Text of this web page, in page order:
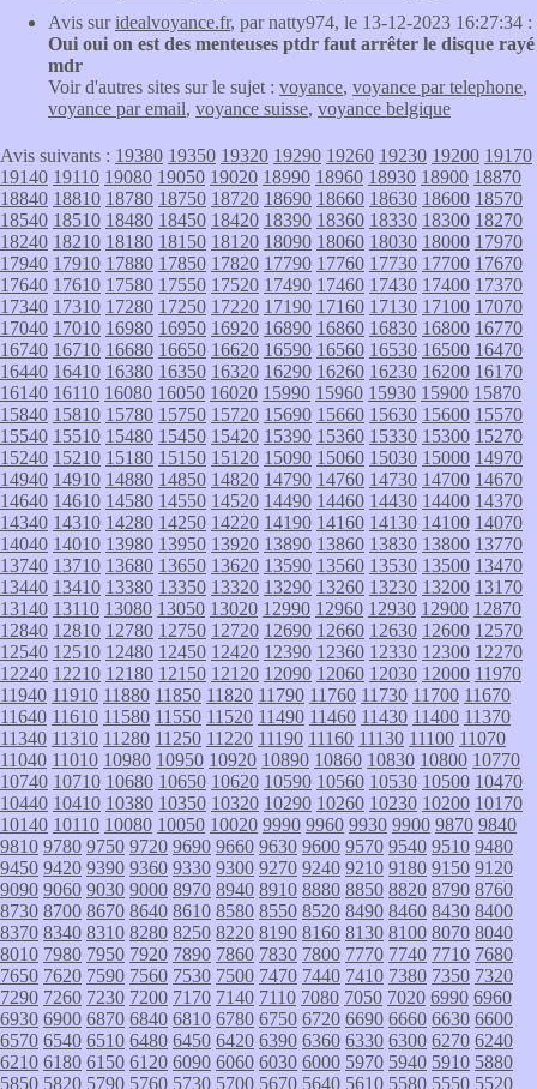
Avis suridealvoyance.fr, par natty974, le 13-12-2023 16:27:34 :
Oui oui on est des menteuses ptdr faut arrêter le disque rayé
mdr
Voir d'autres sites sur le sujet : voyance, voyance par telephone,
voyance par email, voyance suisse, voyance belgique
Avis suivants : 19380 19350 19320 19290 19260 19230 19200 19170
19140 19110 19080 19050 19020 18990 18960 18930 18900 18870
18840 18810 18780 18750 18720 18690 18660 18630 18600 18570
18540 18510 18480 18450 18420 18390 18360 18330 18300 18270
18240 18210 18180 18150 18120 18090 18060 18030 18000 17970
17940 17910 17880 17850 17820 17790 17760 17730 17700 17670
17640 17610 17580 17550 17520 17490 17460 17430 17400 17370
17340 17310 17280 17250 17220 17190 17160 17130 17100 17070
17040 17010 16980 16950 16920 16890 16860 16830 16800 16770
16740 16710 16680 16650 16620 16590 16560 16530 16500 16470
16440 16410 16380 16350 16320 16290 16260 16230 16200 16170
16140 16110 16080 16050 16020 15990 15960 15930 15900 15870
15840 15810 15780 15750 15720 15690 15660 15630 15600 15570
15540 15510 15480 15450 15420 15390 15360 15330 15300 15270
15240 15210 15180 15150 15120 15090 15060 15030 15000 14970
14940 14910 14880 14850 14820 14790 14760 14730 14700 14670
14640 14610 14580 14550 14520 14490 14460 14430 14400 14370
14340 14310 14280 14250 14220 14190 14160 14130 14100 14070
14040 14010 13980 13950 13920 13890 13860 13830 13800 13770
13740 13710 13680 13650 13620 13590 13560 13530 13500 13470
13440 13410 13380 13350 13320 13290 13260 13230 13200 13170
13140 13110 13080 13050 13020 12990 12960 12930 12900 12870
12840 12810 12780 12750 12720 12690 12660 12630 12600 12570
12540 12510 12480 12450 12420 12390 12360 12330 12300 12270
12240 12210 12180 12150 12120 12090 12060 12030 12000 11970
11940 11910 11880 11850 11820 11790 11760 11730 11700 11670
11640 11610 11580 11550 11520 11490 11460 11430 11400 11370
11340 11310 11280 11250 11220 11190 11160 11130 11100 11070
11040 11010 10980 10950 10920 10890 10860 10830 10800 10770
10740 10710 10680 10650 10620 10590 10560 10530 10500 10470
10440 10410 10380 10350 10320 10290 10260 10230 10200 10170
10140 10110 10080 10050 10020 9990 9960 9930 9900 9870 9840
9810 9780 9750 9720 9690 9660 9630 9600 9570 9540 9510 9480
9450 9420 9390 9360 9330 9300 9270 9240 9210 9180 9150 9120
9090 9060 9030 9000 8970 8940 8910 8880 8850 8820 8790 8760
8730 8700 8670 8640 8610 8580 8550 8520 8490 8460 8430 8400
8370 8340 8310 8280 8250 8220 8190 8160 8130 8100 8070 8040
8010 7980 7950 7920 7890 7860 7830 7800 7770 7740 7710 7680
7650 7620 7590 7560 7530 7500 7470 7440 7410 7380 7350 7320
7290 7260 7230 7200 7170 7140 7110 7080 7050 7020 6990 6960
6930 6900 6870 6840 6810 6780 6750 6720 6690 6660 6630 6600
6570 6540 6510 6480 6450 6420 6390 6360 6330 6300 6270 6240
6210 6180 6150 6120 6090 6060 6030 6000 5970 5940 5910 5880
5850 5820 5790 5760 5730 5700 5670 5640 5610 5580 5550 5520